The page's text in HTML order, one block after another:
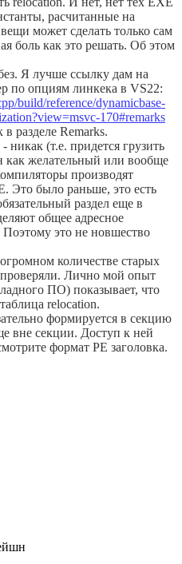
расчитанные на
может сделать только сам
боль как это решать. Об этом
Я лучше ссылку дам на
по опциям линкека в VS22:
build/reference/dynamicbase-
170#remarks
разделе Remarks.
(т.е. придется грузить
как желательный или вообще
производят
Это было раньше, это есть
раздел еще в
общее адресное
Поэтому это не новшество
количестве старых
проверяли. Лично мой опыт
ПО) показывает, что
relocation.
формируется в секцию
вне секции. Доступ к ней
формат PE заголовка.